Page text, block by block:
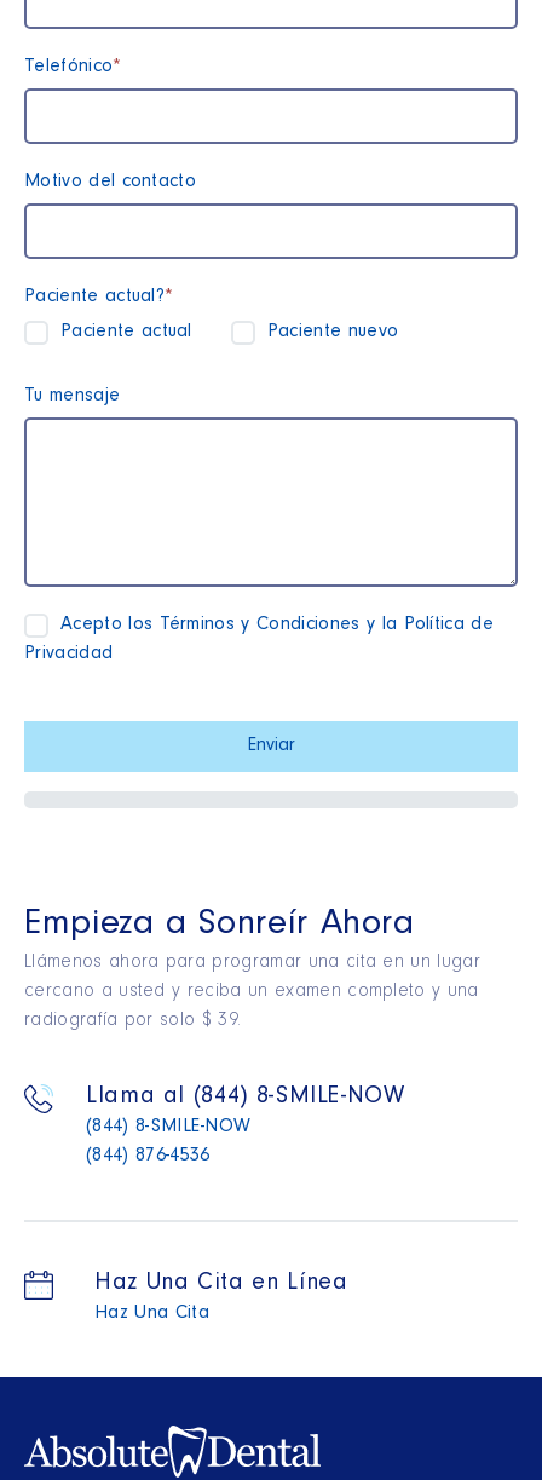
Telefónico*
Motivo del contacto
Paciente actual?*
Paciente actual
Paciente nuevo
Tu mensaje
Acepto los Términos y Condiciones y la Política de
Privacidad
Empieza a Sonreír Ahora
Llámenos ahora para programar una cita en un lugar
cercano a usted y reciba un examen completo y una
radiografía por solo $ 39.
Llama al (844) 8-SMILE-NOW
(844) 8-SMILE-NOW
(844) 876-4536
Haz Una Cita en Línea
Haz Una Cita